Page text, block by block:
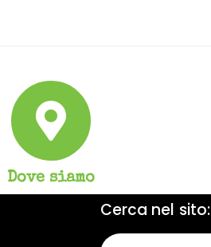
Dove siamo
Cerca nel sito: